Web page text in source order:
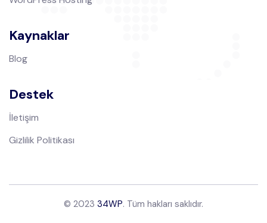
Kaynaklar
Blog
Destek
İletişim
Gizlilik Politikası
© 2023 34WP. Tüm hakları saklıdır.